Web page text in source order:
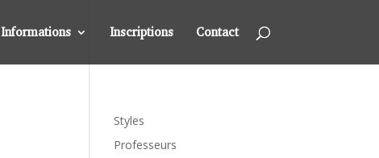
Informations Inscriptions Contact
Styles
Professeurs